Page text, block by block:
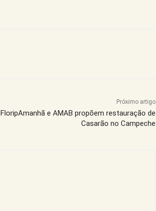
Próximo artigo
FloripAmanhã e AMAB propõem restauração de
Casarão no Campeche